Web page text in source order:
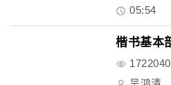
05:54
1722040